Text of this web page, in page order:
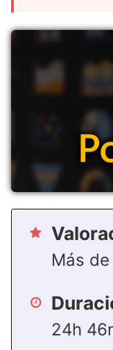
Más
24h